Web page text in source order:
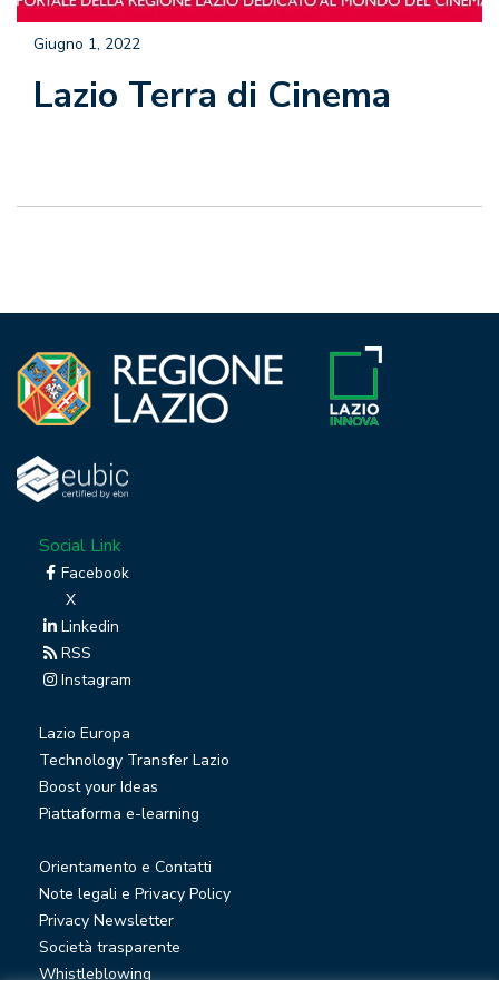
Lazio Terra di Cinema
Giugno 1, 2022
Social Link
Facebook
X
Linkedin
RSS
Instagram
Lazio Europa
Technology Transfer Lazio
Boost your Ideas
Piattaforma e-learning
Orientamento e Contatti
Note legali e Privacy Policy
Privacy Newsletter
Società trasparente
Whistleblowing